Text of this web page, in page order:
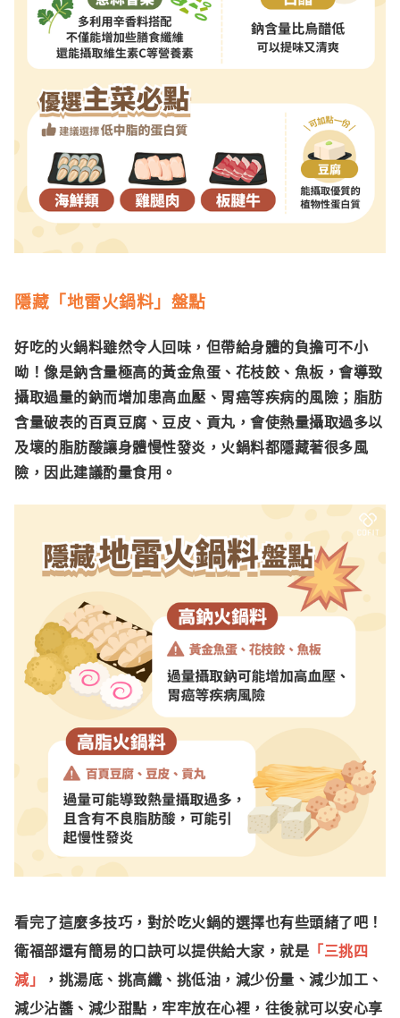
隱藏「地雷火鍋料」盤點
好吃的火鍋料雖然令人回味，但帶給身體的負擔可不小
呦！像是鈉含量極高的黃金魚蛋 、花枝餃、魚板，會導致
攝取過量的鈉而增加患高血壓、胃癌等疾病的風險；脂肪
含量破表的百頁豆腐、豆皮、貢丸，會使熱量攝取過多以
及壞的脂肪酸讓身體慢性發炎，火鍋料都隱藏著很多風
險，因此建議酌量食用。
看完了這麼多技巧，對於吃火鍋的選擇也有些頭緒了吧！
衛福部還有簡易的口訣可以提供給大家，就是 「三挑四
減」
， 挑湯底、挑高纖、挑低油 ， 減少份量、減少加工、
減少沾醬、減少甜點 ，牢牢放在心裡，往後就可以安心享